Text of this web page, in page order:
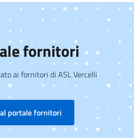
fornitori
ai fornitori di ASL Vercelli
portale fornitori